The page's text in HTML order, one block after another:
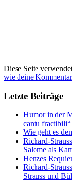
Diese Seite
wie deine
Letzte Beiträge
Humor in der
cantu
Wie geht es
Richard-
Salome als
Henzes
Richard-
Strauss und